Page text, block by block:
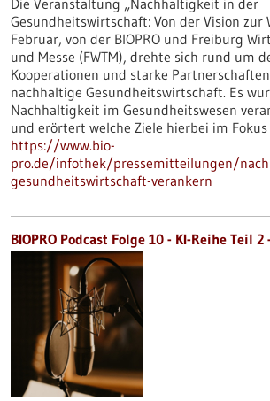
Die Veranstaltung „Nachhaltigkeit in der
Gesundheitswirtschaft: Von der Vision zur
Februar, von der BIOPRO und Freiburg
und Messe (FWTM), drehte sich rund um
Kooperationen und starke
nachhaltige Gesundheitswirtschaft. Es
Nachhaltigkeit im Gesundheitswesen
und erörtert welche Ziele hierbei im Fokus
https://www.bio-
pro.de/infothek/pressemitteilungen/
gesundheitswirtschaft-verankern
BIOPRO Podcast Folge 10 - KI-Reihe Teil 2